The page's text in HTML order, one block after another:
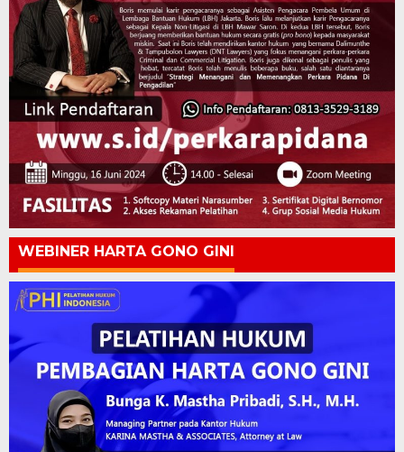
WEBINER HARTA GONO GINI